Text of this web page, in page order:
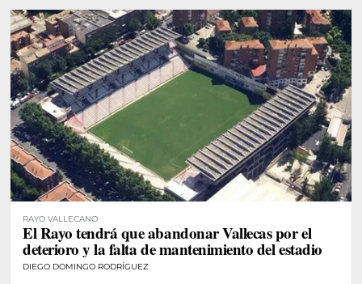
RAYO VALLECANO
El Rayo tendrá que abandonar Vallecas por el
deterioro y la falta de mantenimiento del estadio
DIEGO DOMINGO RODRÍGUEZ